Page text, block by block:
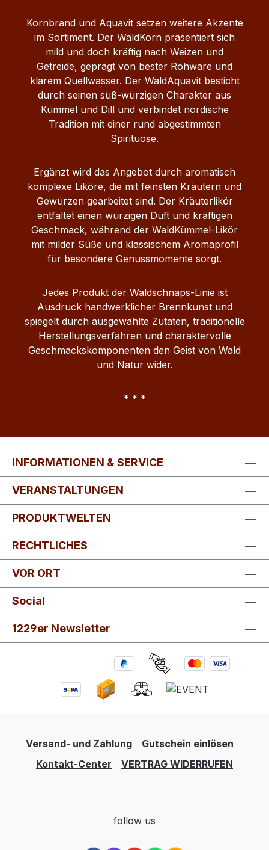
Zutaten sowie eine schonende
Verarbeitung entsteht ein charaktervoller
Kräuterlikör mit ausgewogener Balance
zwischen Würze, Süße und Intensität.
Servierempfehlung Sein volles Aroma
entfaltet der WaldKräuter Likör bei einer
Serviertemperatur von etwa 10–14 °C. Pur
bei Zimmertemperatur oder leicht gekühlt
Als kräftiger Digestif nach dem Essen In
Variationen Für Liebhaber klassischer
Kräuterspirituosen Produktdetails im
Überblick Inhalt: 0,5 Liter Alkoholgehalt:
38 % Vol. Kategorie: Kräuterlikör
Geschmack: würzig, aromatische Kräuter
und Gewürze Farbe: Dunkelbraun
Herkunft: Mecklenburg-Vorpommern,
Abende oder als Geschenk für Liebhaber
traditioneller Kräuterspirituosen – der
WaldKräuter Likör 38 überzeugt durch
seine würzige Aromatik und seine
handwerkliche Herkunft aus
Norddeutschland.
Kornbrand und Aquavit setzen weitere Akzente
im Sortiment. Der WaldKorn präsentiert sich
mild und doch kräftig nach Weizen und
Getreide, geprägt von bester Rohware und
klarem Quellwasser. Der WaldAquavit besticht
durch seinen süß‑würzigen Charakter aus
Kümmel und Dill und verbindet nordische
Tradition mit einer rund abgestimmten
Spirituose.
Ergänzt wird das Angebot durch aromatisch
komplexe Liköre, die mit feinsten Kräutern und
Gewürzen gearbeitet sind. Der Kräuterlikör
entfaltet einen würzigen Duft und kräftigen
Geschmack, während der WaldKümmel‑Likör
mit milder Süße und klassischem Aromaprofil
für besondere Genussmomente sorgt.
Jedes Produkt der Waldschnaps‑Linie ist
Ausdruck handwerklicher Brennkunst und
spiegelt durch ausgewählte Zutaten, traditionelle
Herstellungsverfahren und charaktervolle
Geschmackskomponenten den Geist von Wald
und Natur wider.
* * *
INFORMATIONEN & SERVICE
VERANSTALTUNGEN
PRODUKTWELTEN
RECHTLICHES
VOR ORT
Social
1229er Newsletter
Versand- und Zahlung
Gutschein einlösen
Kontakt-Center
VERTRAG WIDERRUFEN
follow us